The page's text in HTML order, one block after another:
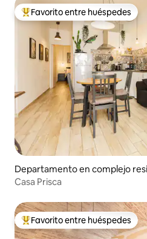
Favorito entre los huéspedes
Favorito entre huéspedes
Departamento en complejo
gliari
Casa Prisca
Favorito entre los huéspedes
Favorito entre huéspedes